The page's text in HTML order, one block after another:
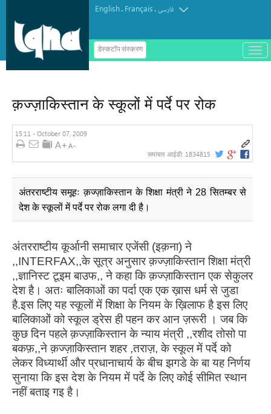
English. Français.فارسی
डेस्कटॉप संस्करण
ب
ا
क़ज्ज़ाकिस्तान के स्कूलों में पर्दे पर रोक
15:11 - October 07, 2009
समाचार आईडी: 1834815
अंतरराष्टीय समूहः क़ज्ज़ाकिस्तान के शिक्षा मंत्री ने 28 सितम्बर से
देश के स्कूलों में पर्दे पर रोक लगा दी है।
अंतरराष्टीय कूर्आनी समाचार एजेंसी (इक़ना) ने
,,INTERFAX,,के सूत्र अनुसार क़ज्ज़ाकिस्तान शिक्षा मंत्री
,,ज्ञानिस्ट टूइम बाउफ,, ने कहा कि क़ज्ज़ाकिस्तान एक सेकुलर
देश है। अतः बालिकाओं का पर्दा एक एक ख़ास धर्म से जुडा
है.इस लिए यह स्कूलों में शिक्षा के नियम के ख़िलाफ है इस लिए
बालिकाओं को स्कूल ड्रेस ही पहन कर आन ज़रूरी । जब कि
कुछ दिन पहले क़ज्ज़ाकिस्तान के न्याय मंत्री ,,रशीद तोसो पा
बकफ़,,ने क़ज्ज़ाकिस्तान शहर ,तराज़, के स्कूल में पर्दे को
लेकर विध्यार्थी और प्रधानाचार्य के बीच झगडे के बा यह निर्णय
सुनाया कि इस देश के नियम में पर्दे के लिए कोई सीमित स्थान
नहीं बताइ गइ है।